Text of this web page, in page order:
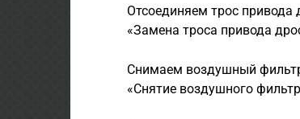
Отсоединяем трос привода
«Замена троса привода
Снимаем воздушный
«Снятие воздушного